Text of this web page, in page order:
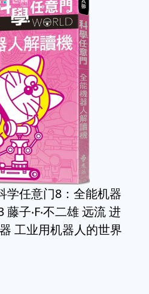
学任意门8：全能机器
子‧F‧不二雄 远流 进
工业用机器人的世界